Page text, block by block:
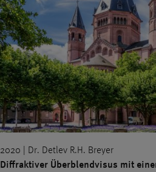
2020 | Dr. Detlev R.H. Breyer
Diffraktiver Überblendvisus mit